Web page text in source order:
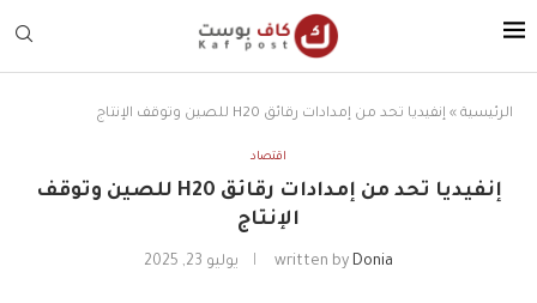
الرئيسية » إنفيديا تحد من إمدادات رقائق H20 للصين وتوقف الإنتاج
اقتصاد
إنفيديا تحد من إمدادات رقائق H20 للصين وتوقف
الإنتاج
written by Donia يوليو 23, 2025